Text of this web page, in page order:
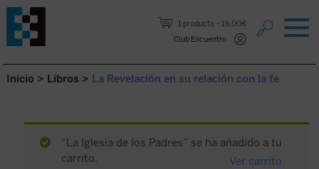
1 producto
19,00€
Club Encuentro
Saltar al contenido.
Inicio > Libros > La Revelación en su relación con la fe
“La Iglesia de los Padres” se ha añadido a tu
carrito.
Ver carrito